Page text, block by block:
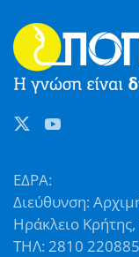
ΕΔΡΑ:
Διεύθυνση:
Ηράκλειο
ΤΗΛ: 2810 220885